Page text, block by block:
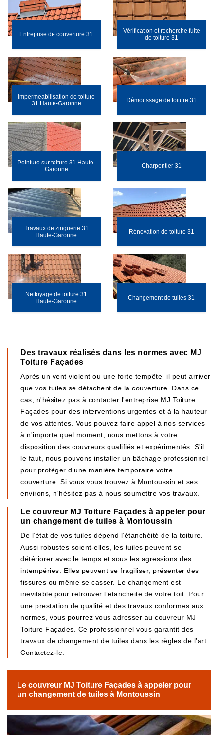
Entreprise de couverture 31
Vérification et recherche fuite
de toiture 31
Impermeabilisation de toiture
31 Haute-Garonne
Démoussage de toiture 31
Peinture sur toiture 31 Haute-
Garonne
Charpentier 31
Travaux de zinguerie 31
Haute-Garonne
Rénovation de toiture 31
Nettoyage de toiture 31
Haute-Garonne
Changement de tuiles 31
Des travaux réalisés dans les normes avec MJ
Toiture Façades
Après un vent violent ou une forte tempête, il peut arriver
que vos tuiles se détachent de la couverture. Dans ce
cas, n'hésitez pas à contacter l'entreprise MJ Toiture
Façades pour des interventions urgentes et à la hauteur
de vos attentes. Vous pouvez faire appel à nos services
à n'importe quel moment, nous mettons à votre
disposition des couvreurs qualifiés et expérimentés. S'il
le faut, nous pouvons installer un bâchage professionnel
pour protéger d'une manière temporaire votre
couverture. Si vous vous trouvez à Montoussin et ses
environs, n'hésitez pas à nous soumettre vos travaux.
Le couvreur MJ Toiture Façades à appeler pour
un changement de tuiles à Montoussin
De l’état de vos tuiles dépend l’étanchéité de la toiture.
Aussi robustes soient-elles, les tuiles peuvent se
détériorer avec le temps et sous les agressions des
intempéries. Elles peuvent se fragiliser, présenter des
fissures ou même se casser. Le changement est
inévitable pour retrouver l’étanchéité de votre toit. Pour
une prestation de qualité et des travaux conformes aux
normes, vous pourrez vous adresser au couvreur MJ
Toiture Façades. Ce professionnel vous garantit des
travaux de changement de tuiles dans les règles de l’art.
Contactez-le.
Le couvreur MJ Toiture Façades à appeler pour
un changement de tuiles à Montoussin